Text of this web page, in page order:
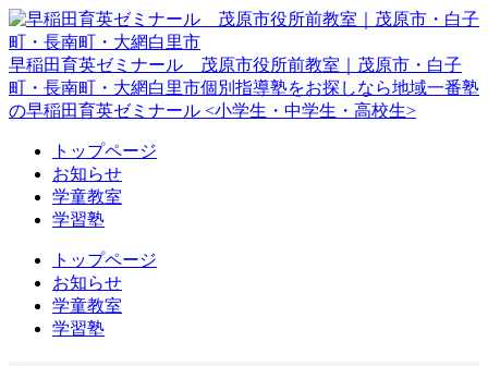
早稲田育英ゼミナール 茂原市役所前教室｜茂原市・白子
町・長南町・大網白里市個別指導塾をお探しなら地域一番塾
の早稲田育英ゼミナール <小学生・中学生・高校生>
トップページ
お知らせ
学童教室
学習塾
トップページ
お知らせ
学童教室
学習塾